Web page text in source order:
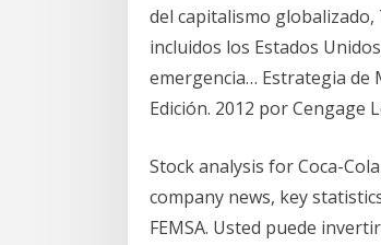
del capitalismo globalizado,
incluidos los Estados
emergencia… Estrategia de
Edición. 2012 por Cengage
Stock analysis for Coca-
company news, key
FEMSA. Usted puede